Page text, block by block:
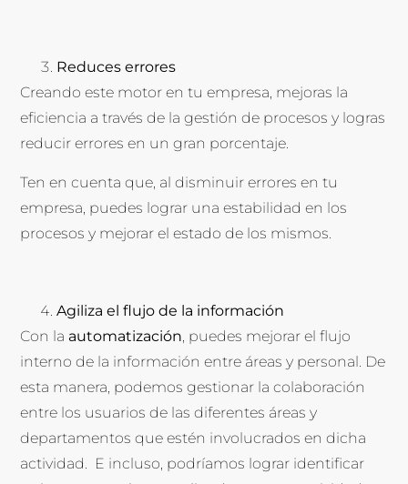
Reduces errores
Creando este motor en tu empresa, mejoras la
eficiencia a través de la gestión de procesos y logras
reducir errores en un gran porcentaje.
Ten en cuenta que, al disminuir errores en tu
empresa, puedes lograr una estabilidad en los
procesos y mejorar el estado de los mismos.
Agiliza el flujo de la información
Con la automatización , puedes mejorar el flujo
interno de la información entre áreas y personal. De
esta manera, podemos gestionar la colaboración
entre los usuarios de las diferentes áreas y
departamentos que estén involucrados en dicha
actividad. E incluso, podríamos lograr identificar